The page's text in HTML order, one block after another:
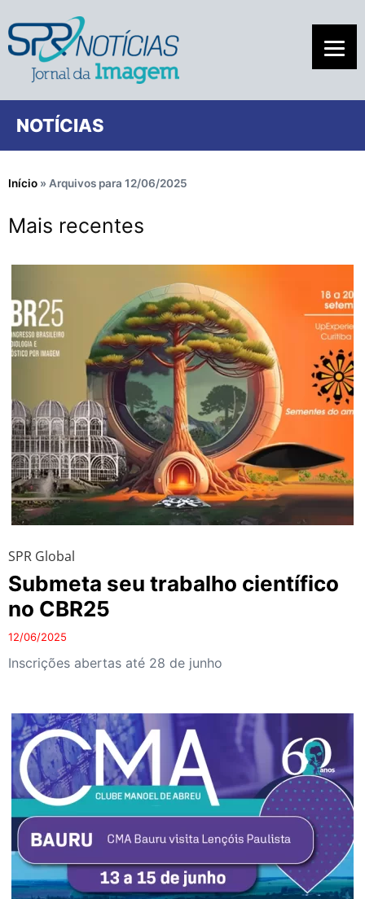
NOTÍCIAS
Início » Arquivos para 12/06/2025
Mais recentes
SPR Global
Submeta seu trabalho científico
no CBR25
12/06/2025
Inscrições abertas até 28 de junho